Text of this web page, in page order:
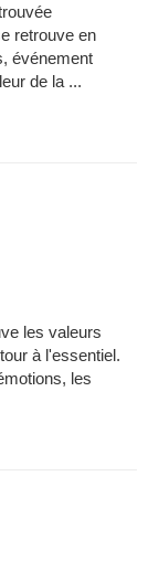
retrouve en
événement
de la ...
les valeurs
à l'essentiel.
les